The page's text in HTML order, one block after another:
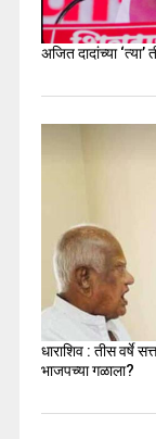
अजित दादांच्या
धाराशिव : तीस वर्षे
भाजपच्या गळाला?